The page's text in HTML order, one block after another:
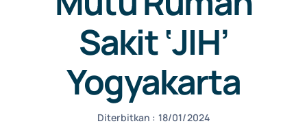
PORTFOLIO
CLIENTS
Sakit ‘JIH’
Yogyakarta
Diterbitkan : 18/01/2024